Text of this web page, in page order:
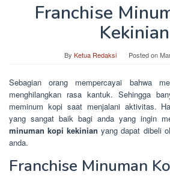
Franchise
Kekinian
By Ketua Redaksi Posted on
Sebagian orang mempercayai bahwa
menghilangkan rasa kantuk. Sehingga
meminum kopi saat menjalani aktivitas.
yang sangat baik bagi anda yang ingin
minuman kopi kekinianyang dapat dibeli
anda.
Franchise Minuman